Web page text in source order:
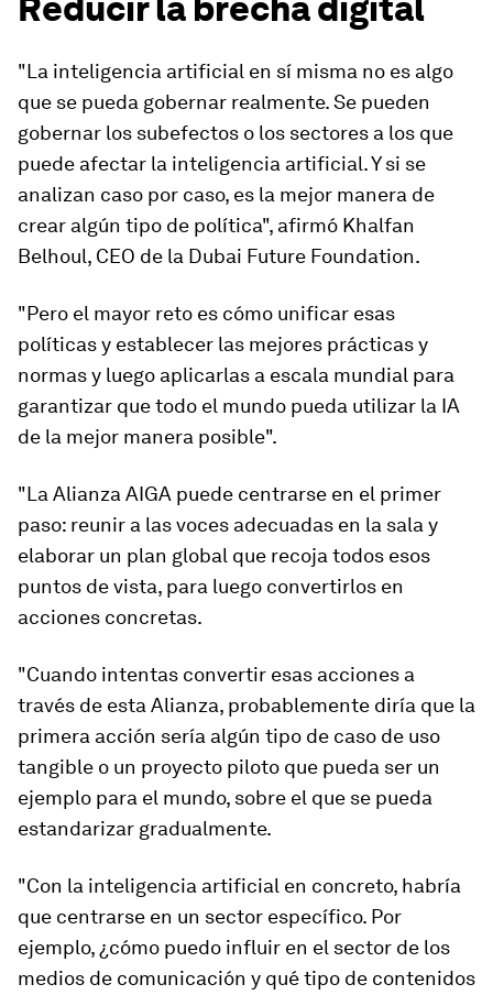
"La inteligencia artificial en sí misma no es algo
que se pueda gobernar realmente. Se pueden
gobernar los subefectos o los sectores a los que
puede afectar la inteligencia artificial. Y si se
analizan caso por caso, es la mejor manera de
crear algún tipo de política", afirmó Khalfan
Belhoul, CEO de la Dubai Future Foundation.
"Pero el mayor reto es cómo unificar esas
políticas y establecer las mejores prácticas y
normas y luego aplicarlas a escala mundial para
garantizar que todo el mundo pueda utilizar la IA
de la mejor manera posible".
"La Alianza AIGA puede centrarse en el primer
paso: reunir a las voces adecuadas en la sala y
elaborar un plan global que recoja todos esos
puntos de vista, para luego convertirlos en
acciones concretas.
"Cuando intentas convertir esas acciones a
través de esta Alianza, probablemente diría que la
primera acción sería algún tipo de caso de uso
tangible o un proyecto piloto que pueda ser un
ejemplo para el mundo, sobre el que se pueda
estandarizar gradualmente.
"Con la inteligencia artificial en concreto, habría
que centrarse en un sector específico. Por
ejemplo, ¿cómo puedo influir en el sector de los
medios de comunicación y qué tipo de contenidos